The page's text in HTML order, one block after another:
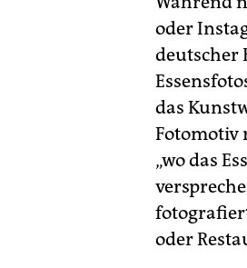
oder
deutscher
das
Fotomotiv
„wo das
oder